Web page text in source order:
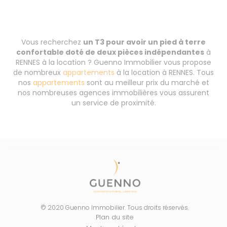
Vous recherchez un T3 pour avoir un pied à terre
confortable doté de deux pièces indépendantes à
RENNES à la location ? Guenno Immobilier vous propose
de nombreux appartements à la location à RENNES. Tous
nos appartements sont au meilleur prix du marché et
nos nombreuses agences immobilières vous assurent
un service de proximité.
© 2020 Guenno Immobilier. Tous droits réservés.
Plan du site